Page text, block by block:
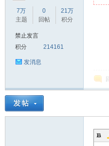
7万
主题
0
回帖
21万
积分
禁止发言
积分
214161
发消息